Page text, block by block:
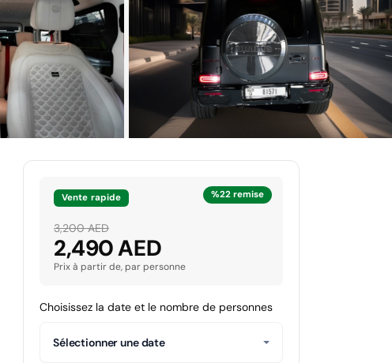
%22 remise
Vente rapide
3,200 AED
2,490 AED
Prix à partir de, par personne
Choisissez la date et le nombre de personnes
Sélectionner une date